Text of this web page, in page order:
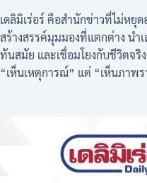
เดลิมิเร่อร์ คือสำนักข่าวที่ไม่หยุ
สร้างสรรค์มุมมองที่แตกต่าง นำ
ทันสมัย และเชื่อมโยงกับชีวิตจริ
“เห็นเหตุการณ์” แต่ “เห็นภาพ